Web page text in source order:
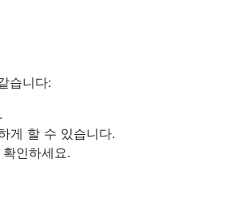
습니다:
게 할 수 있습니다.
인하세요.